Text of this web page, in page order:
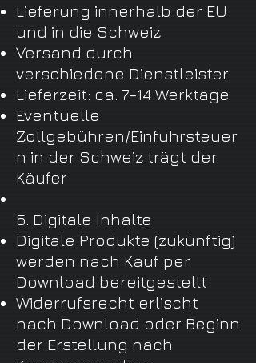
Lieferung innerhalb der EU
und in die Schweiz
Versand durch
verschiedene Dienstleister
Lieferzeit: ca. 7–14 Werktage
Eventuelle
Zollgebühren/Einfuhrsteuer
n in der Schweiz trägt der
Käufer
5. Digitale Inhalte
Digitale Produkte (zukünftig)
werden nach Kauf per
Download bereitgestellt
Widerrufsrecht erlischt
nach Download oder Beginn
der Erstellung nach